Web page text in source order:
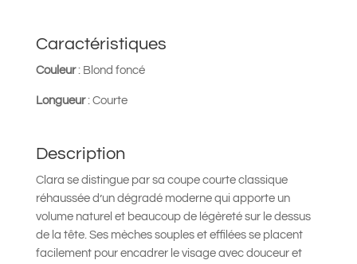
Caractéristiques
Couleur: Blond foncé
Longueur: Courte
Description
Clara se distingue par sa coupe courte classique
réhaussée d’un dégradé moderne qui apporte un
volume naturel et beaucoup de légèreté sur le dessus
de la tête. Ses mèches souples et effilées se placent
facilement pour encadrer le visage avec douceur et